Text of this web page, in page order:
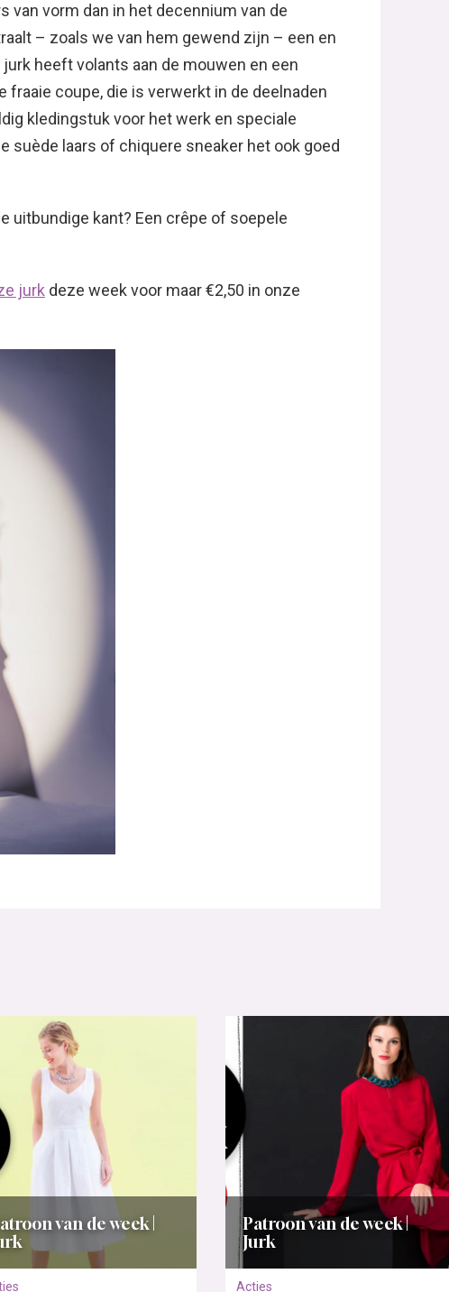
van vorm dan in het decennium van de
– zoals we van hem gewend zijn – een en
heeft volants aan de mouwen en een
fraaie coupe, die is verwerkt in de deelnaden
kledingstuk voor het werk en speciale
suède laars of chiquere sneaker het ook goed
uitbundige kant? Een crêpe of soepele
jurk deze week voor maar €2,50 in onze
van de week |
Patroon van de week |
Jurk
Acties